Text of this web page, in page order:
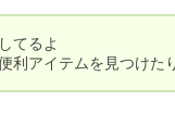
てるよ
利アイテムを見つけたり